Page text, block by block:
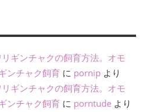
リギンチャクの飼育方法。オモ
ンチャク飼育 に pornip より
リギンチャクの飼育方法。オモ
ンチャク飼育 に porntude より